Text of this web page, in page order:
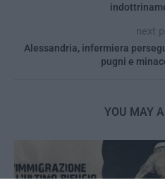
next
Alessandria, infermiera
pugni e
YOU MAY